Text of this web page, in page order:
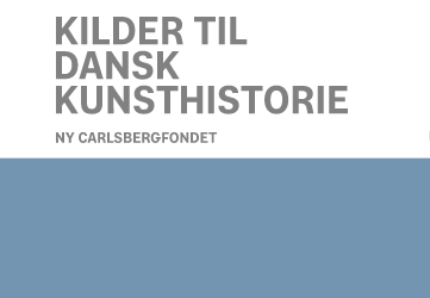
FERLOV MANCOBA